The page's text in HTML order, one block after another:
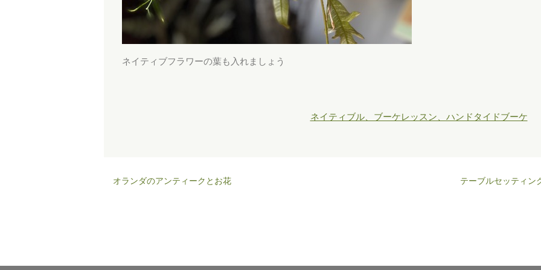
ネイティブフラワーの葉も入れましょう
ネイティブル、ブーケレッスン、ハンドタイドブーケ
オランダのアンティークとお花 テーブルセッティン